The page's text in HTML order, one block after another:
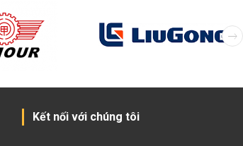
Kết nối với chúng tôi